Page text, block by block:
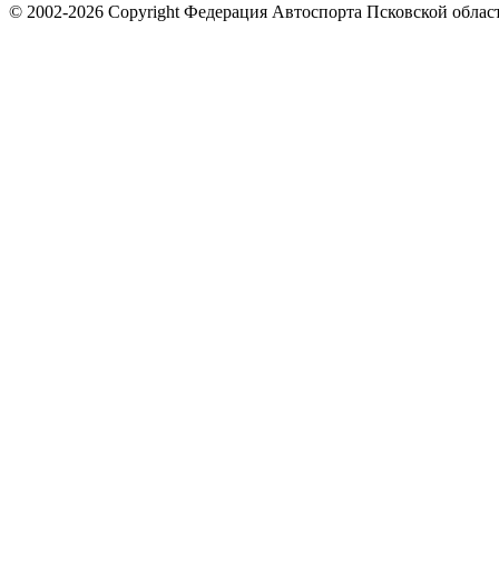
© 2002-2026 Copyright Федерация Автоспорта Псковской